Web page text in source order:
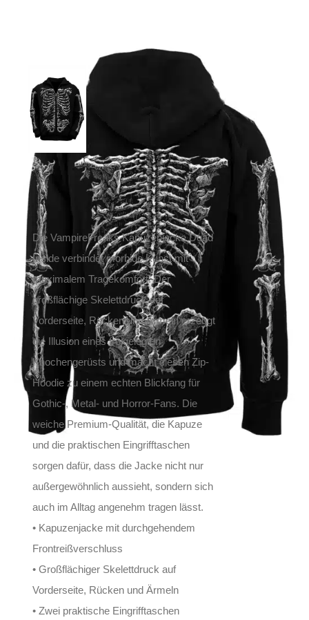
VampireFreaks Zip-
Hoody Dead Inside
zzgl.Versand
Lieferzeit: ca. 1-2 Tage DE, ca. 3-4 Tage EU
Die VampireFreaks Kapuzenjacke Dead
Inside verbindet morbide Kunst mit
maximalem Tragekomfort. Der
großflächige Skelettdruck auf
Vorderseite, Rücken und Ärmeln erzeugt
die Illusion eines freigelegten
Knochengerüsts und macht diesen Zip-
Hoodie zu einem echten Blickfang für
Gothic-, Metal- und Horror-Fans. Die
weiche Premium-Qualität, die Kapuze
und die praktischen Eingrifftaschen
sorgen dafür, dass die Jacke nicht nur
außergewöhnlich aussieht, sondern sich
auch im Alltag angenehm tragen lässt.
• Kapuzenjacke mit durchgehendem
Frontreißverschluss
• Großflächiger Skelettdruck auf
Vorderseite, Rücken und Ärmeln
• Zwei praktische Eingrifftaschen